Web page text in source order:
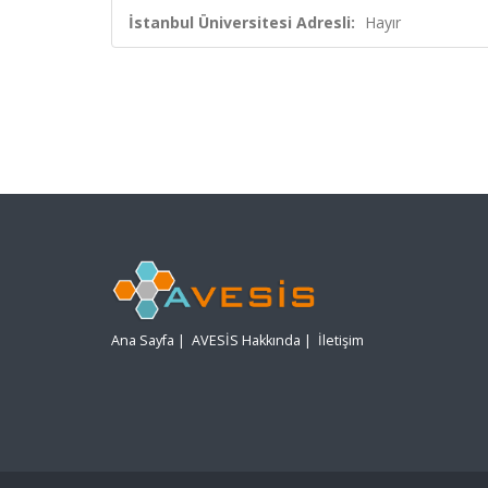
İstanbul Üniversitesi Adresli: Hayır
Ana Sayfa | AVESİS Hakkında | İletişim